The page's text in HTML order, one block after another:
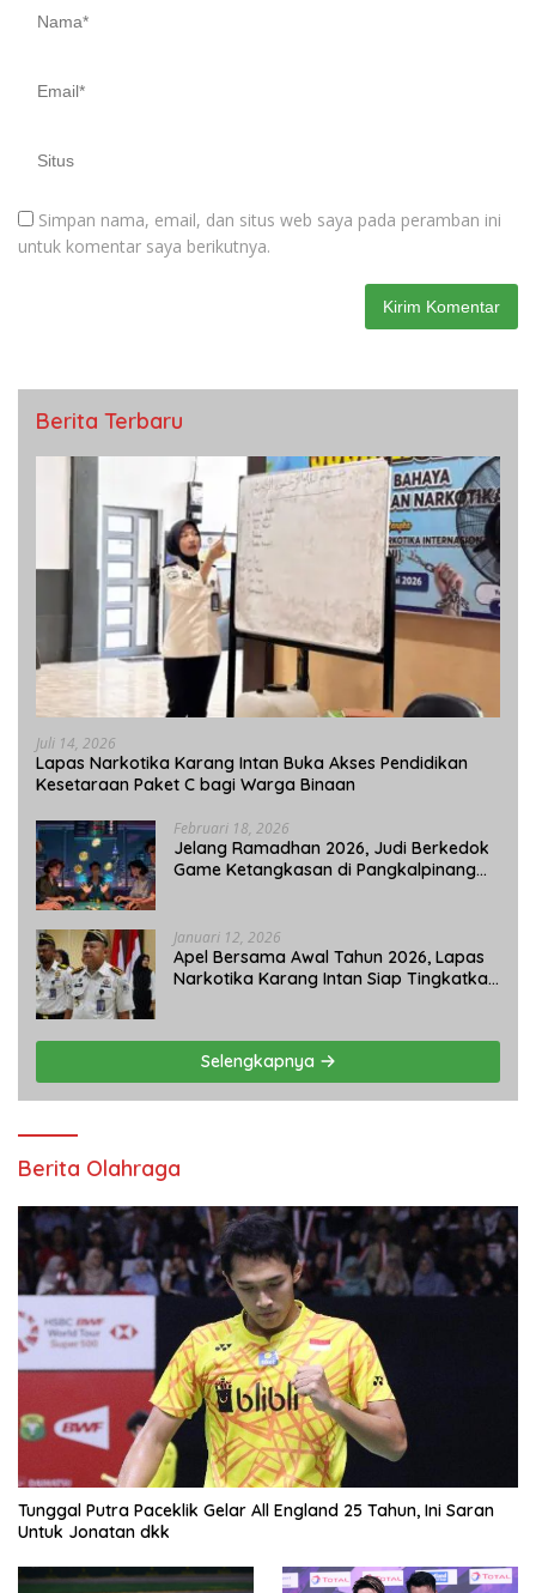
Simpan nama, email, dan situs web saya pada peramban ini
untuk komentar saya berikutnya.
Berita Terbaru
Juli 14, 2026
Lapas Narkotika Karang Intan Buka Akses Pendidikan
Kesetaraan Paket C bagi Warga Binaan
Februari 18, 2026
Jelang Ramadhan 2026, Judi Berkedok
Game Ketangkasan di Pangkalpinang
Januari 12, 2026
Apel Bersama Awal Tahun 2026, Lapas
Narkotika Karang Intan Siap Tingkatkan
Selengkapnya
Berita Olahraga
Tunggal Putra Paceklik Gelar All England 25 Tahun, Ini Saran
Untuk Jonatan dkk